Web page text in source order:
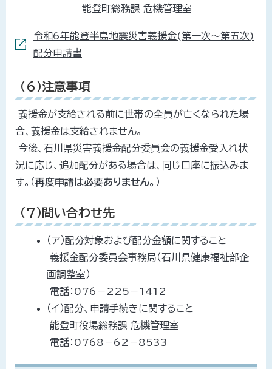
能登町総務課 危機管理室
令和6年能登半島地震災害義援金(第一次～第五次)
配分申請書
（6）注意事項
義援金が支給される前に世帯の全員が亡くなられた場
合、義援金は支給されません。
今後、石川県災害義援金配分委員会の義援金受入れ状
況に応じ、追加配分がある場合は、同じ口座に振込みま
す。（再度申請は必要ありません。 ）
（7）問い合わせ先
（ア）配分対象および配分金額に関すること
義援金配分委員会事務局（石川県健康福祉部企
画調整室）
電話：076－225－1412
（イ）配分、申請手続きに関すること
能登町役場総務課 危機管理室
電話：0768－62－8533